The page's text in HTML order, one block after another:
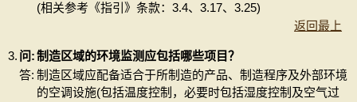
(相关参考《指引》条款：3.4、3.17、3.25)
返回最上
3. 问:制造区域的环境监测应包括哪些项目？
答: 制造区域应配备适合于所制造的产品、制造程序及外部环境
的空调设施(包括温度控制，必要时包括湿度控制及空气过